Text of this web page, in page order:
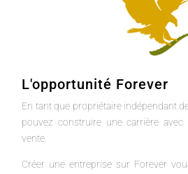
L'opportunité Forever
En tant que propriétaire indépendant
pouvez construire une carrière
vente.
Créer une entreprise sur Forever